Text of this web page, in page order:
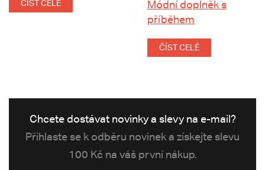
ČÍST CELÉ
Módní doplněk s
příběhem
ČÍST CELÉ
Chcete dostávat novinky a slevy na e-mail?
Přihlaste se k odběru novinek a získejte slevu
100 Kč na váš první nákup.